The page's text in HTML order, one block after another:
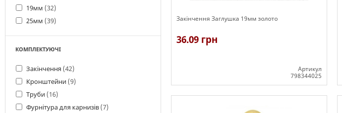
19мм (32)
25мм (39)
КОМПЛЕКТУЮЧІ
Закінчення (42)
Кронштейни (9)
Труби (16)
Фурнітура для карнизів (7)
Закінчення Заглушка 19мм золото
36.09 грн
Артикул
798344025